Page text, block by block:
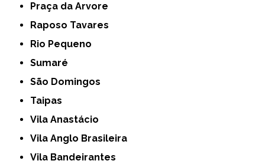
Praça da Arvore
Raposo Tavares
Rio Pequeno
Sumaré
São Domingos
Taipas
Vila Anastácio
Vila Anglo Brasileira
Vila Bandeirantes